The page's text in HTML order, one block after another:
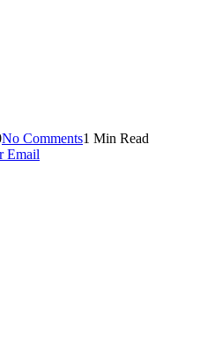
No Comments1 Min Read
Email